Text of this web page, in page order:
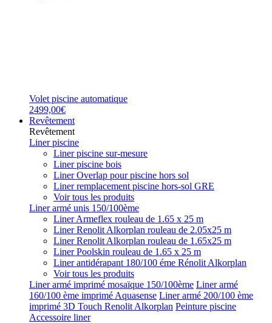
Volet piscine automatique
2499,00€
Revêtement
Revêtement
Liner piscine
Liner piscine sur-mesure
Liner piscine bois
Liner Overlap pour piscine hors sol
Liner remplacement piscine hors-sol GRE
Voir tous les produits
Liner armé unis 150/100ème
Liner Armeflex rouleau de 1.65 x 25 m
Liner Renolit Alkorplan rouleau de 2.05x25 m
Liner Renolit Alkorplan rouleau de 1.65x25 m
Liner Poolskin rouleau de 1.65 x 25 m
Liner antidérapant 180/100 éme Rénolit Alkorplan
Voir tous les produits
Liner armé imprimé mosaïque 150/100ème Liner armé
160/100 ème imprimé Aquasense Liner armé 200/100 ème
imprimé 3D Touch Renolit Alkorplan Peinture piscine
Accessoire liner